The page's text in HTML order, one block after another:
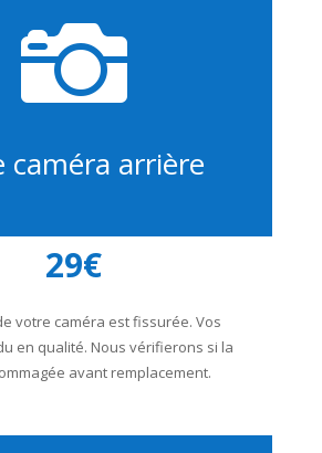

caméra arrière
29€
votre caméra est fissurée. Vos
en qualité. Nous vérifierons si la
avant remplacement.